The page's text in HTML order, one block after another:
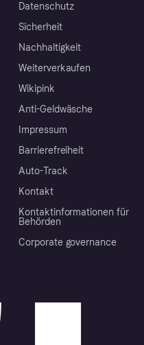
Datenschutz
Sicherheit
Nachhaltigkeit
Weiterverkaufen
Wikipink
Anti-Geldwäsche
Impressum
Barrierefreiheit
Auto-Track
Kontakt
Kontaktinformationen für
Behörden
Corporate governance